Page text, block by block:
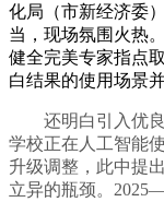
化局（市新经济委
当，现场氛围火热
健全完美专家指点
白结果的使用场景
还明白引入优良
学校正在人工智能
升级调整，此中提
立异的瓶颈。